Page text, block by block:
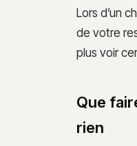
Lors d’un
de votre
plus voir
Que
rien